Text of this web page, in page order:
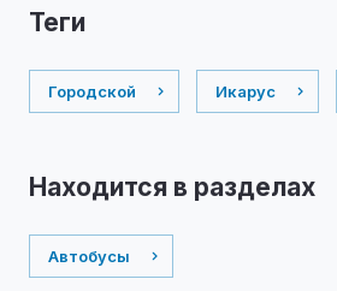
теги
Городской Икарус
Находится в разделах
Автобусы